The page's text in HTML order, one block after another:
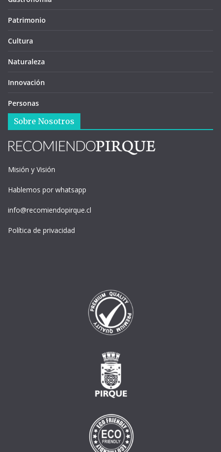
Patrimonio
Cultura
Naturaleza
Innovación
Personas
Sobre Nosotros
Misión y Visión
Hablemos por whatsapp
info@recomiendopirque.cl
Política de privacidad